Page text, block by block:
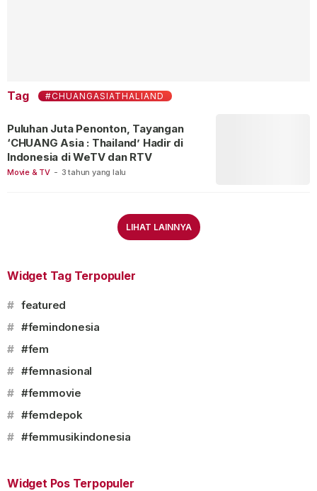
Tag #CHUANGASIATHALIAND
Movie & TV - 3 tahun yang lalu
Puluhan Juta Penonton, Tayangan
‘CHUANG Asia : Thailand’ Hadir di
Indonesia di WeTV dan RTV
LIHAT LAINNYA
Widget Tag Terpopuler
# featured
# #femindonesia
# #fem
# #femnasional
# #femmovie
# #femdepok
# #femmusikindonesia
Widget Pos Terpopuler